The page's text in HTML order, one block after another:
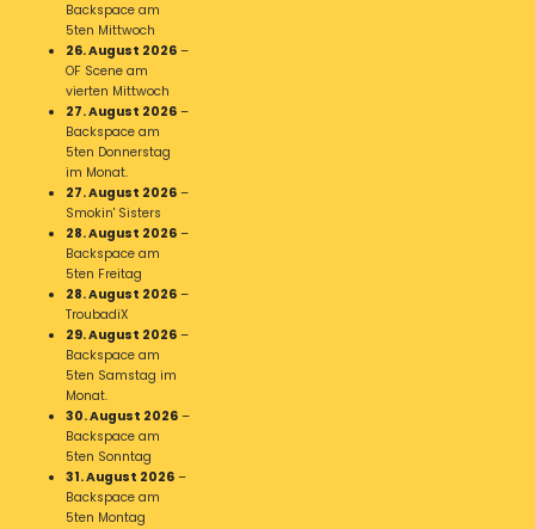
Backspace am
5ten Mittwoch
26. August 2026 –
OF Scene am
vierten Mittwoch
27. August 2026 –
Backspace am
5ten Donnerstag
im Monat.
27. August 2026 –
Smokin' Sisters
28. August 2026 –
Backspace am
5ten Freitag
28. August 2026 –
TroubadiX
29. August 2026 –
Backspace am
5ten Samstag im
Monat.
30. August 2026 –
Backspace am
5ten Sonntag
31. August 2026 –
Backspace am
5ten Montag